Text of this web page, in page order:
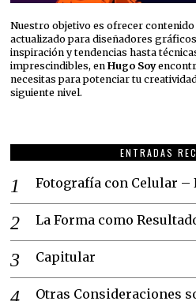
Nuestro objetivo es ofrecer
actualizado para diseñadores
inspiración y tendencias hasta
imprescindibles, enHugo Soy
necesitas para potenciar tu
siguiente nivel.
ENTRADAS
Fotografía con Celular –
La Forma como
Capitular
Otras Consideraciones